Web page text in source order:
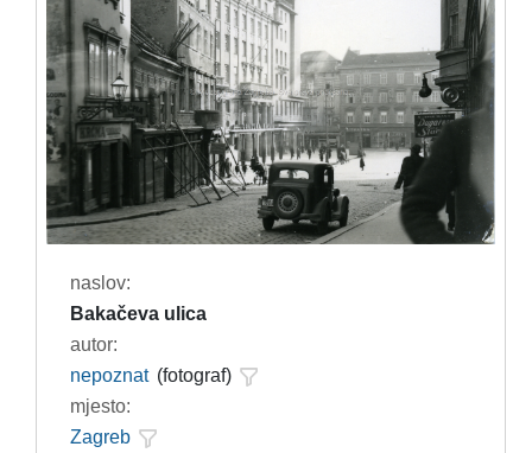
naslov:
Bakačeva ulica
autor:
nepoznat (fotograf)
mjesto:
Zagreb